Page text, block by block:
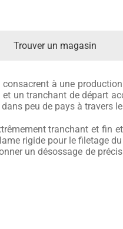
Trouver un magasin
à une
un tranchant de départ
peu de pays à travers
tranchant et fin
rigide pour le filetage
un désossage de